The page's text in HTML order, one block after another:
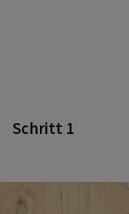
Schritt 1